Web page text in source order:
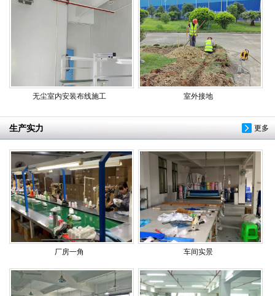
无尘室内安装布线施工 室外接地
更多
生产实力
厂房一角 车间实景